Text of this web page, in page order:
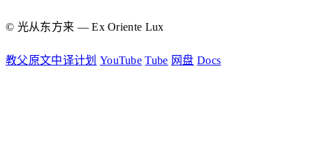
© 光从东方来 — Ex Oriente Lux
教父原文中译计划 YouTube Tube 网盘 Docs